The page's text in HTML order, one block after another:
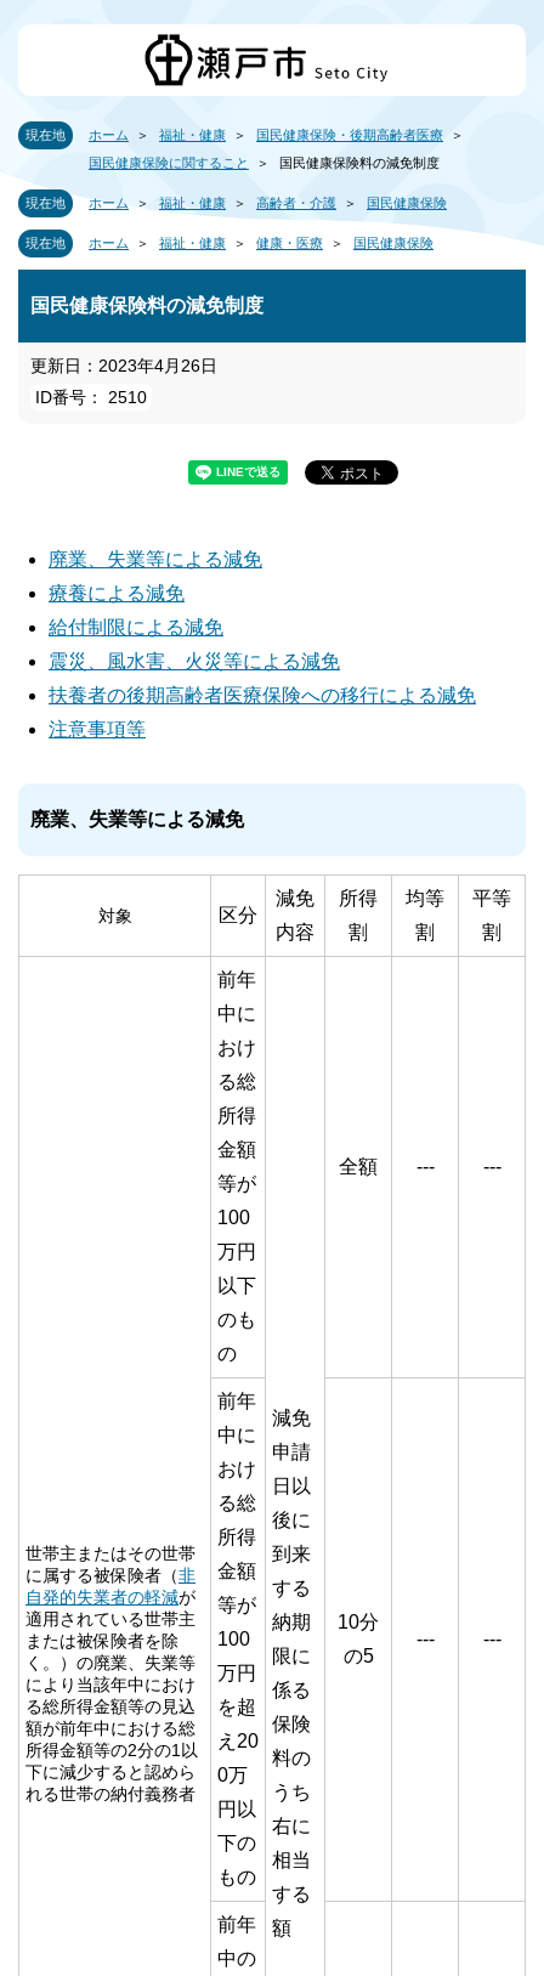
現在地 ホーム 福祉・健康
国民健康保険・後期高齢者医療
国民健康保険に関すること
国民健康保険料の減免制度
現在地 ホーム 福祉・健康 高齢者・介護 国民健康保険
現在地 ホーム 福祉・健康 健康・医療 国民健康保険
国民健康保険料の減免制度
更新日：2023年4月26日
ID番号： 2510
廃業、失業等による減免
療養による減免
給付制限による減免
震災、風水害、火災等による減免
扶養者の後期高齢者医療保険への移行による減免
注意事項等
廃業、失業等による減免
対象 区分
減免
内容
所得
割
均等
割
平等
割
世帯主またはその世帯
に属する被保険者（非
自発的失業者の軽減が
適用されている世帯主
または被保険者を除
く。）の廃業、失業等
により当該年中におけ
る総所得金額等の見込
額が前年中における総
所得金額等の2分の1以
下に減少すると認めら
れる世帯の納付義務者
前年
中に
おけ
る総
所得
金額
等が
100
万円
以下
のも
の
減免
申請
日以
後に
到来
する
納期
限に
係る
保険
料の
うち
右に
相当
する
額
全額 --- ---
前年
中に
おけ
る総
所得
金額
等が
100
万円
を超
え20
0万
円以
下の
もの
10分
の5
--- ---
前年
中の